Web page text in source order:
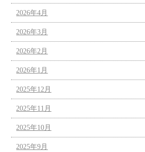
2026年4月
2026年3月
2026年2月
2026年1月
2025年12月
2025年11月
2025年10月
2025年9月